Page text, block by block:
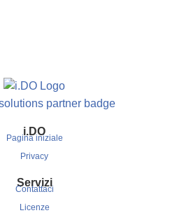
i.DO
Pagina iniziale
Privacy
Servizi
Contattaci
Licenze